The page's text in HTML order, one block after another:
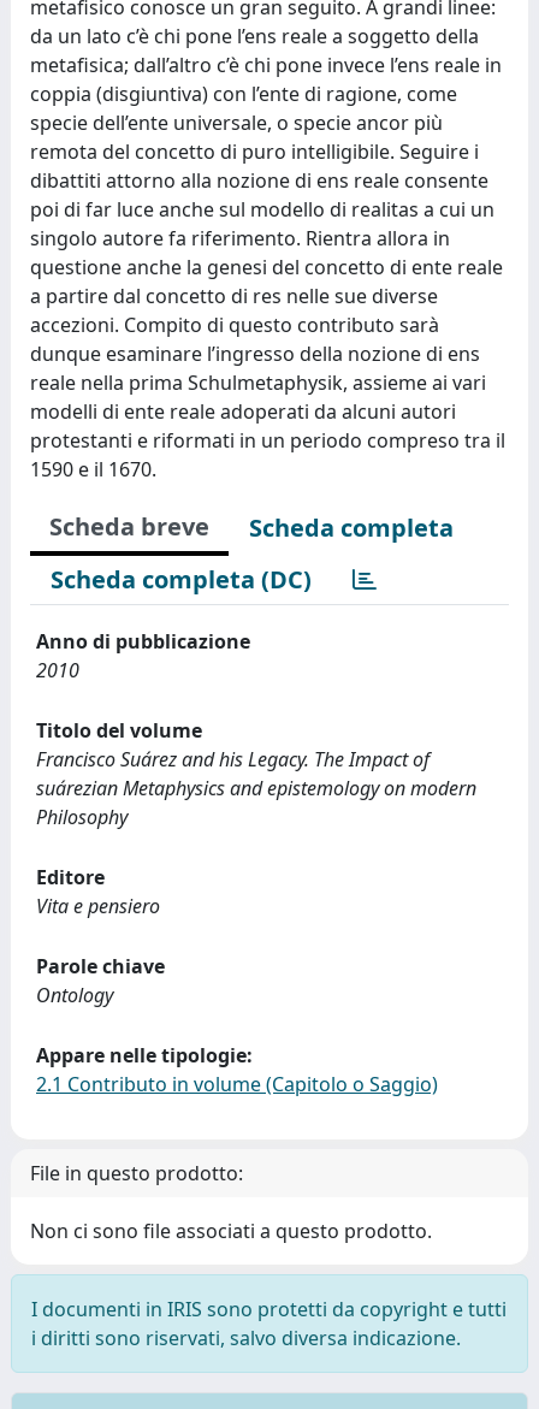
metafisico conosce un gran seguito. A grandi linee:
da un lato c’è chi pone l’ens reale a soggetto della
metafisica; dall’altro c’è chi pone invece l’ens reale in
coppia (disgiuntiva) con l’ente di ragione, come
specie dell’ente universale, o specie ancor più
remota del concetto di puro intelligibile. Seguire i
dibattiti attorno alla nozione di ens reale consente
poi di far luce anche sul modello di realitas a cui un
singolo autore fa riferimento. Rientra allora in
questione anche la genesi del concetto di ente reale
a partire dal concetto di res nelle sue diverse
accezioni. Compito di questo contributo sarà
dunque esaminare l’ingresso della nozione di ens
reale nella prima Schulmetaphysik, assieme ai vari
modelli di ente reale adoperati da alcuni autori
protestanti e riformati in un periodo compreso tra il
1590 e il 1670.
Scheda breve
Scheda completa
Scheda completa (DC)
Anno di pubblicazione
2010
Titolo del volume
Francisco Suárez and his Legacy. The Impact of
suárezian Metaphysics and epistemology on modern
Philosophy
Editore
Vita e pensiero
Parole chiave
Ontology
Appare nelle tipologie:
2.1 Contributo in volume (Capitolo o Saggio)
File in questo prodotto:
Non ci sono file associati a questo prodotto.
I documenti in IRIS sono protetti da copyright e tutti
i diritti sono riservati, salvo diversa indicazione.